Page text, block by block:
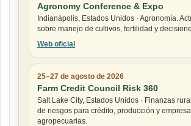
Agronomy Conference & Expo
Indianápolis, Estados Unidos · Agronomía.
sobre manejo de cultivos, fertilidad y
Web oficial
25–27 de agosto de 2026
Farm Credit Council Risk 360
Salt Lake City, Estados Unidos · Finanzas
de riesgos para crédito, producción y
agropecuarias.